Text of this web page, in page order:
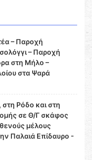
– Παροχή
– Παροχή
στη Μήλο –
στα Ψαρά
Ρόδο και στη
σε Θ/Γ σκάφος
μέλους
Παλαιά Επίδαυρο -